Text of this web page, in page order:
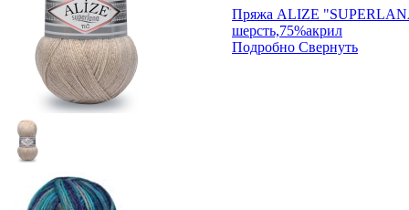
Пряжа ALIZE
шерсть,75%акрил
Подробно Свернуть